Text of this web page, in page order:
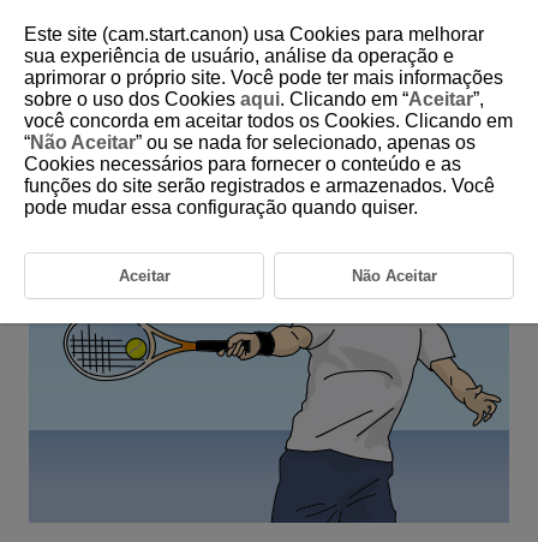
6-6 Ball Sports: Tennis
This setting is for tennis photography, where subjects move quickly
from side to side.
Este site (cam.start.canon) usa Cookies para melhorar
sua experiência de usuário, análise da operação e
aprimorar o próprio site. Você pode ter mais informações
sobre o uso dos Cookies aqui. Clicando em “Aceitar”,
você concorda em aceitar todos os Cookies. Clicando em
“Não Aceitar” ou se nada for selecionado, apenas os
Cookies necessários para fornecer o conteúdo e as
funções do site serão registrados e armazenados. Você
pode mudar essa configuração quando quiser.
Aceitar Não Aceitar